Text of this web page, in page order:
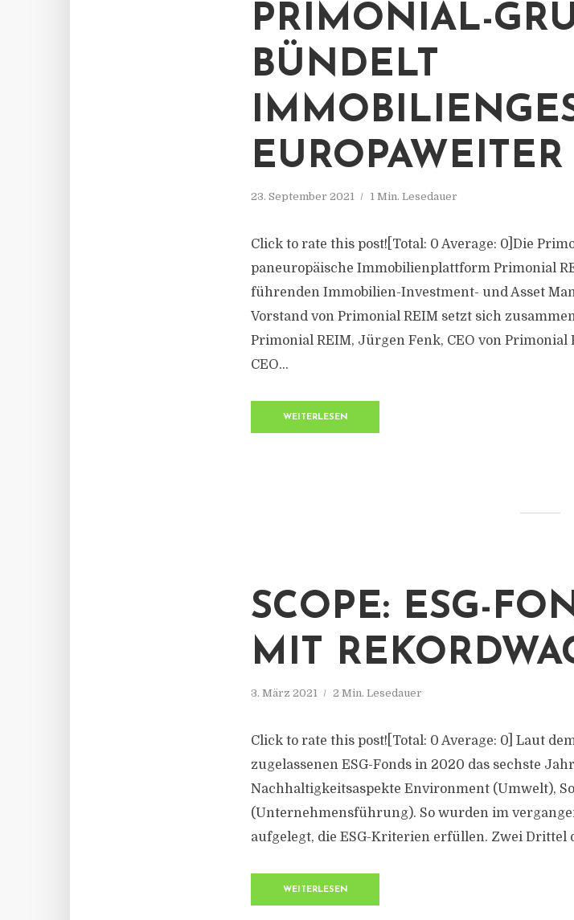
PRIMONIAL-
BÜNDELT
23. September 2021 1 Min. Lesedauer
Click to rate this post![Total: 0 Average: 0]Die
paneuropäische Immobilienplattform Primonial
führenden Immobilien-Investment- und Asset
Vorstand von Primonial REIM setzt sich
Primonial REIM, Jürgen Fenk, CEO von Primonial
CEO...
WEITERLESEN
SCOPE: ESG-
MIT
3. März 2021 2 Min. Lesedauer
Click to rate this post![Total: 0 Average: 0] Laut
zugelassenen ESG-Fonds in 2020 das sechste
Nachhaltigkeitsaspekte Environment (Umwelt),
(Unternehmensführung). So wurden im
aufgelegt, die ESG-Kriterien erfüllen. Zwei Drittel
WEITERLESEN